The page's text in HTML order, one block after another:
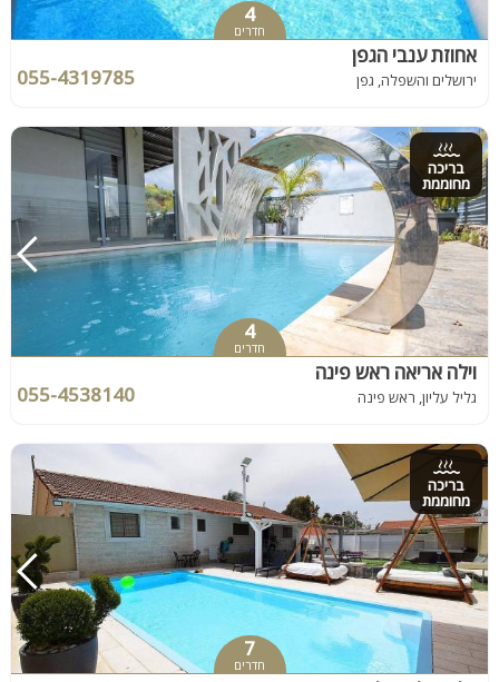
4
חדרים
אחוזת ענבי הגפן
ירושלים והשפלה, גפן 055-4319785
בריכה
מחוממת
4
חדרים
וילה אריאה ראש פינה
גליל עליון, ראש פינה 055-4538140
בריכה
מחוממת
7
חדרים